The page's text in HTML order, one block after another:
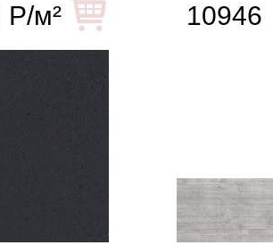
Р/м²
10946